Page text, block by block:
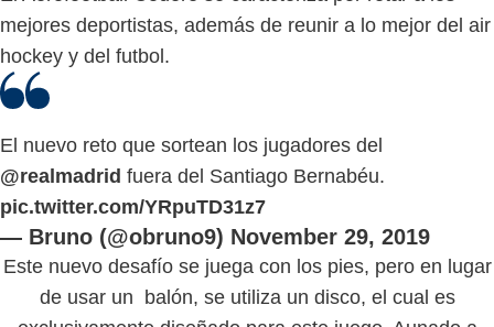
mejores deportistas, además de reunir a lo mejor del air
hockey y del futbol.
El nuevo reto que sortean los jugadores del
@realmadrid fuera del Santiago Bernabéu.
pic.twitter.com/YRpuTD31z7
— Bruno (@obruno9) November 29, 2019
Este nuevo desafío se juega con los pies, pero en lugar
de usar un balón, se utiliza un disco, el cual es